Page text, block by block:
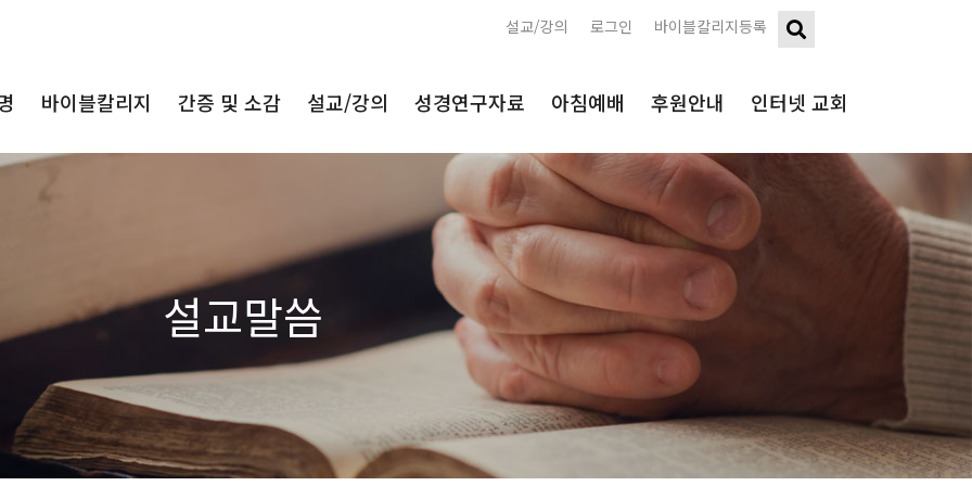
바이블칼리지등록
로그인
설교/강의
바이블칼리지 간증 및 소감 설교/강의 성경연구자료 아침예배 후원안내 인터넷 교회
설교말씀